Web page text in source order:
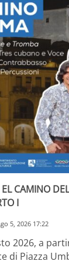
CAMINO
I
5, 2026 17:22
2026, a
di Piazza